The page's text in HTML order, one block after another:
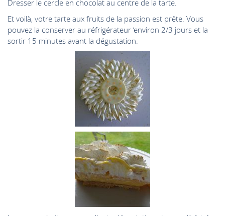
Dresser le cercle en chocolat au centre de la tarte.
Et voilà, votre tarte aux fruits de la passion est prête. Vous
pouvez la conserver au réfrigérateur ‘environ 2/3 jours et la
sortir 15 minutes avant la dégustation.